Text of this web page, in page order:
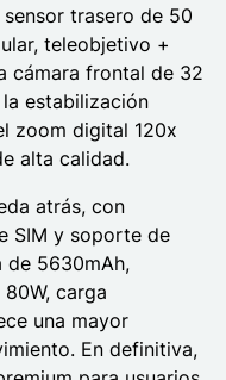
trasero de 50
teleobjetivo +
cámara frontal de 32
la estabilización
zoom digital 120x
alta calidad.
atrás, con
SIM y soporte de
de 5630mAh,
carga
una mayor
En definitiva,